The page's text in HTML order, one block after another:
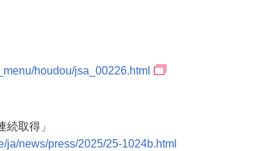
houdou/jsa_00226.html
続取得」
ja/news/press/2025/25-1024b.html